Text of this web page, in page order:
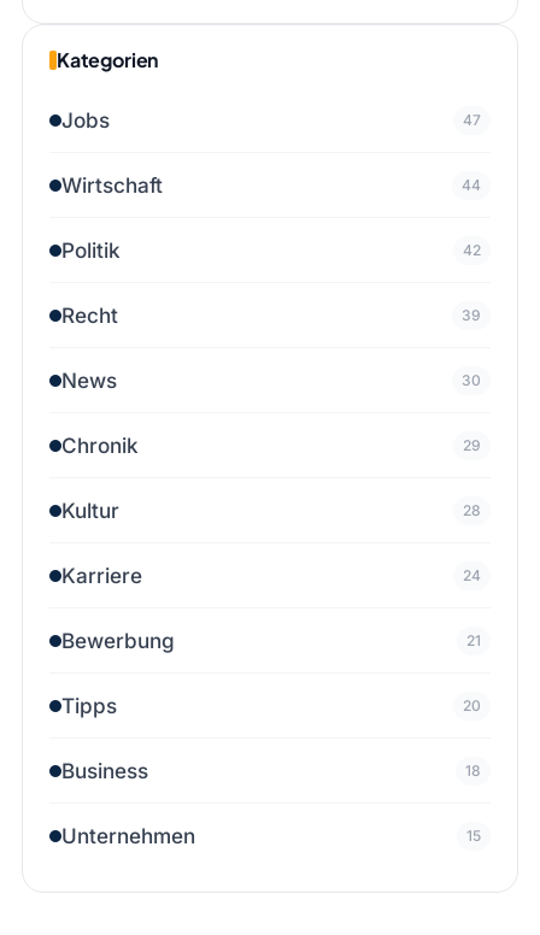
Kategorien
Jobs 47
Wirtschaft 44
Politik 42
Recht 39
News 30
Chronik 29
Kultur 28
Karriere 24
Bewerbung 21
Tipps 20
Business 18
Unternehmen 15